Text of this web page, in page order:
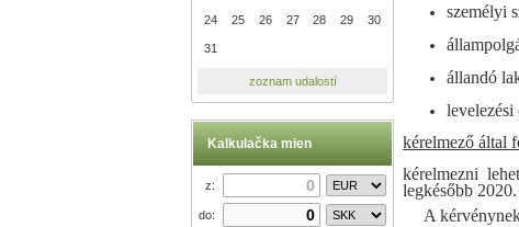
24 25 26 27 28 29 30
31
zoznam udalostí
Kalkulačka mien
z:
do:
személyi
állandó
levelezési
kérelmező által
kérelmezni
legkésőbb
A